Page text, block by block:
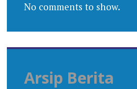
No comments to show.
Arsip Berita